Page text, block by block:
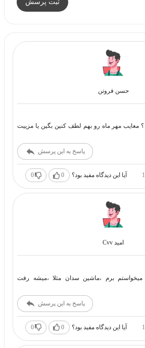
ثبت پرسش
حسن فروتن
؟ معايب مهر ماه رو بهم لطف كنين بگين يا مزييت
پاسخ به این پرسش
آیا این دیدگاه مفید بود؟ 0
0
امید Cvv
برم ،ماشین سدان مثلا ،میشه رفت
پاسخ به این پرسش
آیا این دیدگاه مفید بود؟ 0
0